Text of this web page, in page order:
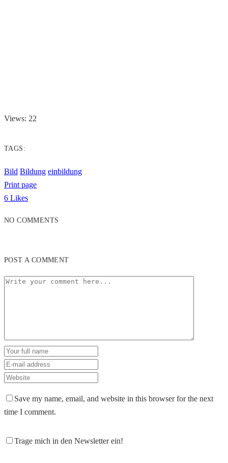
Views: 22
TAGS:
Bild Bildung einbildung
Print page
6 Likes
NO COMMENTS
POST A COMMENT
Save my name, email, and website in this browser for the next
time I comment.
Trage mich in den Newsletter ein!